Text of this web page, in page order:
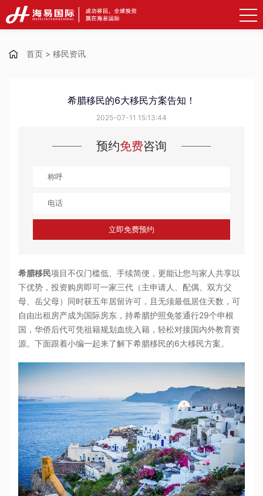
首页 > 移民资讯
希腊移民的6大移民方案告知！
2025-07-11 15:13:44
预约免费咨询
立即免费预约
希腊移民项目不仅门槛低、手续简便，更能让您与家人共享以
下优势，投资购房即可一家三代（主申请人、配偶、双方父
母、岳父母）同时获五年居留许可，且无须最低居住天数，可
自由出租房产成为国际房东，持希腊护照免签通行29个申根
国，华侨后代可凭祖籍规划血统入籍，轻松对接国内外教育资
源。下面跟着小编一起来了解下希腊移民的6大移民方案。